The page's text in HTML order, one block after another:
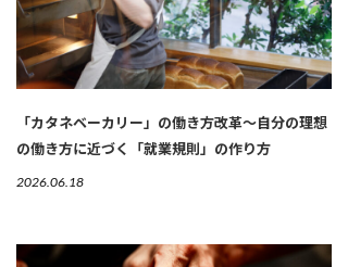
「カタネベーカリー」の働き方改革～自分の理想
の働き方に近づく「就業規則」の作り方
2026.06.18